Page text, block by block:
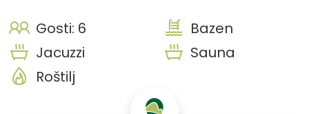
Gosti: 6
Bazen
Jacuzzi
Sauna
Roštilj